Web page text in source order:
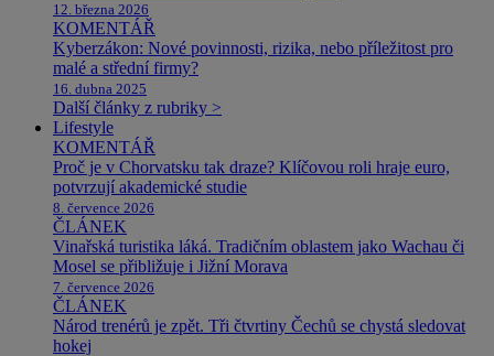
12. března 2026
KOMENTÁŘ
Kyberzákon: Nové povinnosti, rizika, nebo příležitost pro
malé a střední firmy?
16. dubna 2025
Další články z rubriky >
Lifestyle
KOMENTÁŘ
Proč je v Chorvatsku tak draze? Klíčovou roli hraje euro,
potvrzují akademické studie
8. července 2026
ČLÁNEK
Vinařská turistika láká. Tradičním oblastem jako Wachau či
Mosel se přibližuje i Jižní Morava
7. července 2026
ČLÁNEK
Národ trenérů je zpět. Tři čtvrtiny Čechů se chystá sledovat
hokej